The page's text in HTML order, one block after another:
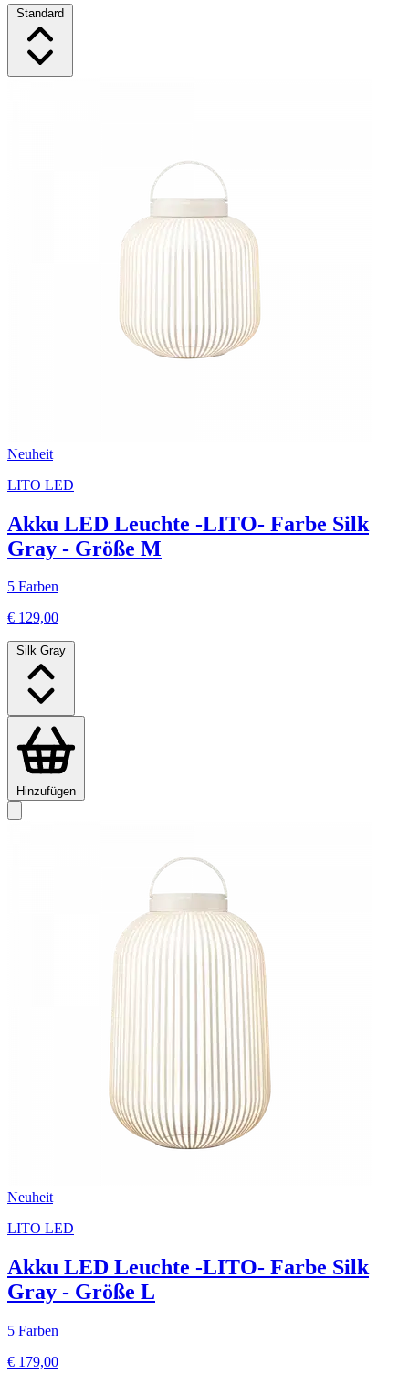
Standard
Neuheit
LITO LED
Akku LED Leuchte -LITO- Farbe Silk
Gray - Größe M
5 Farben
€ 129,00
Silk Gray
Hinzufügen
Neuheit
LITO LED
Akku LED Leuchte -LITO- Farbe Silk
Gray - Größe L
5 Farben
€ 179,00